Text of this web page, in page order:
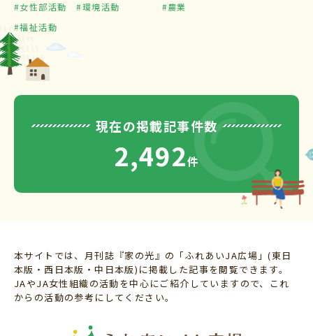
#女性部活動
#環境活動
#福祉活動
#農業
現在の掲載記事件数
2,492件
本サイトでは、月刊誌『家の光』の「ふれあいJA広場」(東日
本版・西日本版・中日本版)に掲載した記事を閲覧できます。
JAやJA女性組織の活動を中心にご紹介していますので、これ
からの活動の参考にしてください。